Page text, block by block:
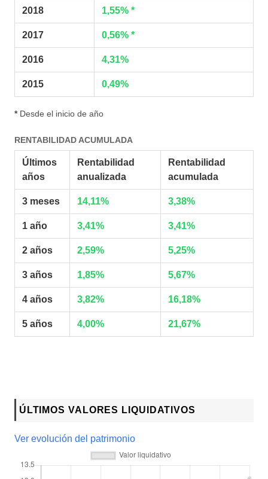
2018 1,55% *
2017 0,56% *
2016 4,31%
2015 0,49%
*Desde el inicio de año
RENTABILIDAD ACUMULADA
Últimos
años
Rentabilidad
anualizada
Rentabilidad
acumulada
3 meses 14,11% 3,38%
1 año 3,41% 3,41%
2 años 2,59% 5,25%
3 años 1,85% 5,67%
4 años 3,82% 16,18%
5 años 4,00% 21,67%
ÚLTIMOS VALORES LIQUIDATIVOS
Ver evolución del patrimonio